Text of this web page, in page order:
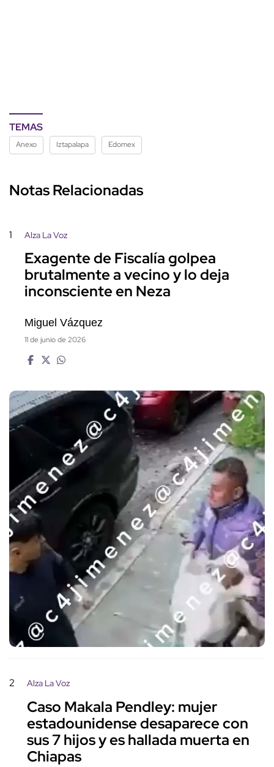
TEMAS
Anexo Iztapalapa Edomex
Notas Relacionadas
1 Alza La Voz
Exagente de Fiscalía golpea
brutalmente a vecino y lo deja
inconsciente en Neza
Miguel Vázquez
11 de junio de 2026
2 Alza La Voz
Caso Makala Pendley: mujer
estadounidense desaparece con
sus 7 hijos y es hallada muerta en
Chiapas